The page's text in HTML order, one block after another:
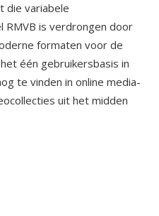
die variabele
is verdrongen door
formaten voor de
één gebruikersbasis in
te vinden in online media-
uit het midden